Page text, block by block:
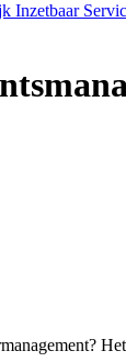
Inzetbaar